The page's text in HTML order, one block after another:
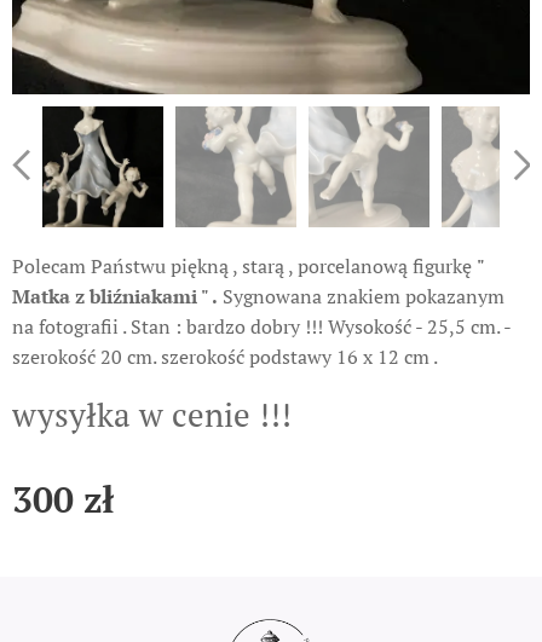
Polecam Państwu piękną , starą , porcelanową figurkę "
Matka z bliźniakami " . Sygnowana znakiem pokazanym
na fotografii . Stan : bardzo dobry !!! Wysokość - 25,5 cm. -
szerokość 20 cm. szerokość podstawy 16 x 12 cm .
wysyłka w cenie !!!
300 zł